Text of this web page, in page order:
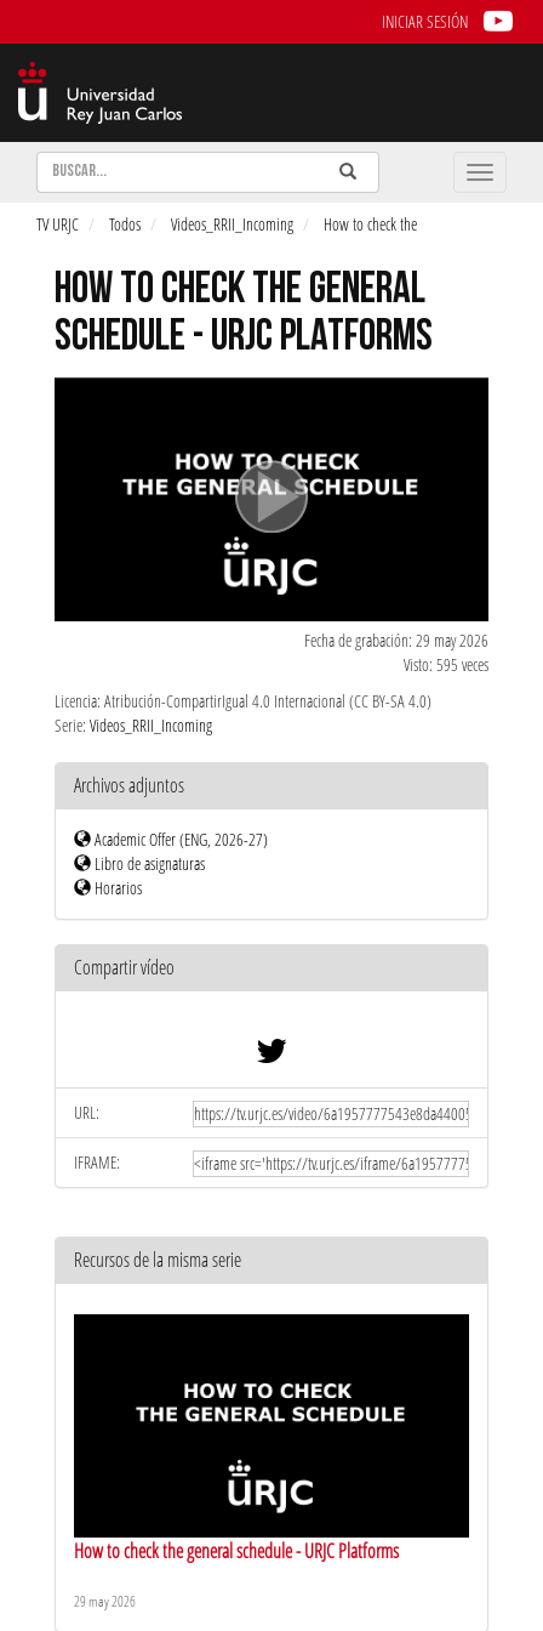
INICIAR SESIÓN
Buscar Enviar
Buscar
Toggle
TV URJC Todos Videos_RRII_Incoming How to check the
HOW TO CHECK THE GENERAL
SCHEDULE - URJC PLATFORMS
Fecha de grabación: 29 may 2026
Visto: 595 veces
Licencia: Atribución-CompartirIgual 4.0 Internacional (CC BY-SA 4.0)
Serie: Videos_RRII_Incoming
Archivos adjuntos
Academic Offer (ENG, 2026-27)
Libro de asignaturas
Horarios
Compartir vídeo
URL:
IFRAME:
Recursos de la misma serie
How to check the general schedule - URJC Platforms
29 may 2026